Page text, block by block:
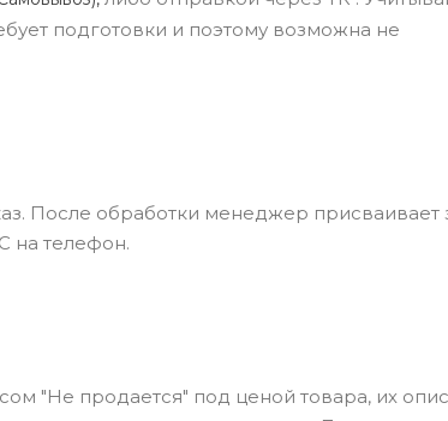
подготовки и поэтому возможна не
После обработки менеджер присваивает
на телефон.
"Не продается" под ценой товара, их